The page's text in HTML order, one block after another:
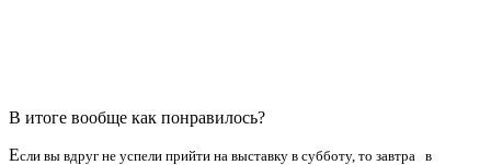
В итоге вообще как понравилось?
Если вы вдруг не успели прийти на выставку в субботу, то завтра в